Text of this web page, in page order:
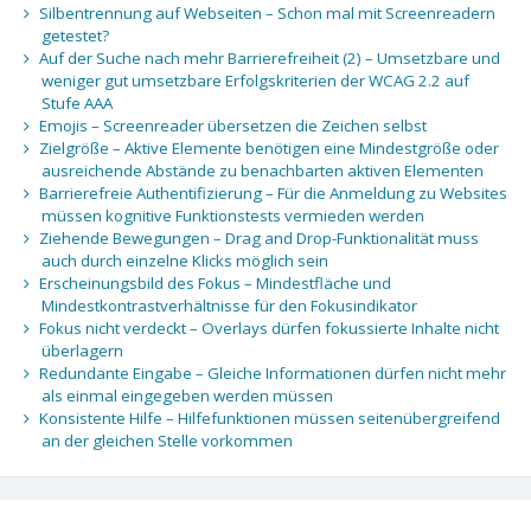
Silbentrennung auf Webseiten – Schon mal mit Screenreadern
getestet?
Auf der Suche nach mehr Barrierefreiheit (2) – Umsetzbare und
weniger gut umsetzbare Erfolgskriterien der WCAG 2.2 auf
Stufe AAA
Emojis – Screenreader übersetzen die Zeichen selbst
Zielgröße – Aktive Elemente benötigen eine Mindestgröße oder
ausreichende Abstände zu benachbarten aktiven Elementen
Barrierefreie Authentifizierung – Für die Anmeldung zu Websites
müssen kognitive Funktionstests vermieden werden
Ziehende Bewegungen – Drag and Drop-Funktionalität muss
auch durch einzelne Klicks möglich sein
Erscheinungsbild des Fokus – Mindestfläche und
Mindestkontrastverhältnisse für den Fokusindikator
Fokus nicht verdeckt – Overlays dürfen fokussierte Inhalte nicht
überlagern
Redundante Eingabe – Gleiche Informationen dürfen nicht mehr
als einmal eingegeben werden müssen
Konsistente Hilfe – Hilfefunktionen müssen seitenübergreifend
an der gleichen Stelle vorkommen